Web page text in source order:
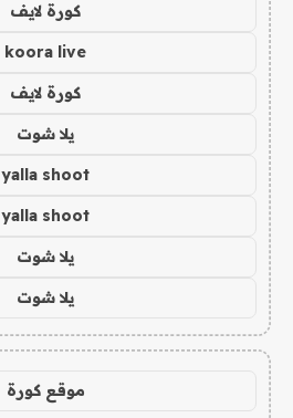
كورة لايف
koora live
كورة لايف
يلا شوت
yalla shoot
yalla shoot
يلا شوت
يلا شوت
موقع كورة